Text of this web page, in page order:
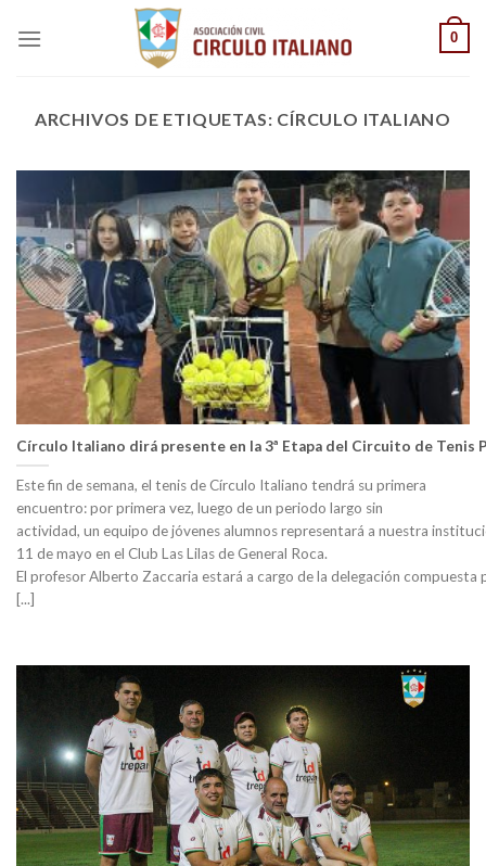
0
ARCHIVOS DE ETIQUETAS: CÍRCULO ITALIANO
Círculo Italiano dirá presente en la 3ª Etapa del Circuito de Tenis
Este fin de semana, el tenis de Círculo Italiano tendrá su primera
encuentro: por primera vez, luego de un periodo largo sin
actividad, un equipo de jóvenes alumnos representará a nuestra
11 de mayo en el Club Las Lilas de General Roca.
El profesor Alberto Zaccaria estará a cargo de la delegación
[...]